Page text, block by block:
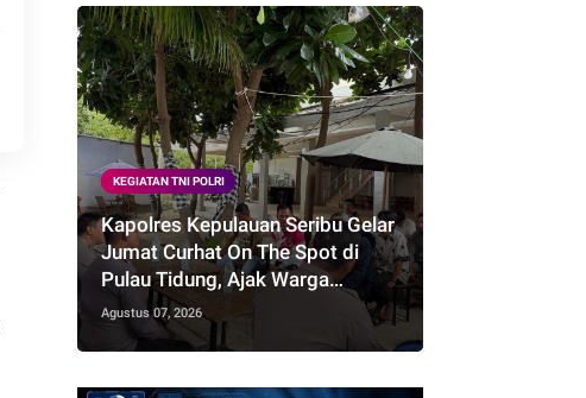
KEGIATAN TNI POLRI
Kapolres Kepulauan Seribu Gelar
Jumat Curhat On The Spot di
Pulau Tidung, Ajak Warga
Perkuat Kamtibmas
Agustus 07, 2026